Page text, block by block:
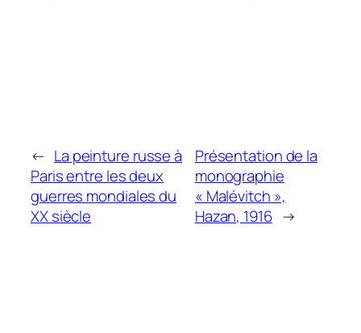
← La peinture russe à
Paris entre les deux
guerres mondiales du
XX siècle
Présentation de la
monographie
« Malévitch »,
Hazan, 1916 →